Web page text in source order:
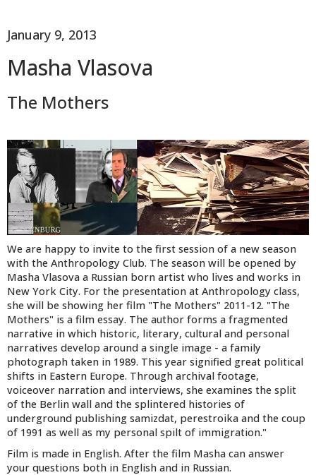
January 9, 2013
Masha Vlasova
The Mothers
We are happy to invite to the first session of a new season
with the Anthropology Club. The season will be opened by
Masha Vlasova a Russian born artist who lives and works in
New York City. For the presentation at Anthropology class,
she will be showing her film "The Mothers" 2011-12. "The
Mothers" is a film essay. The author forms a fragmented
narrative in which historic, literary, cultural and personal
narratives develop around a single image - a family
photograph taken in 1989. This year signified great political
shifts in Eastern Europe. Through archival footage,
voiceover narration and interviews, she examines the split
of the Berlin wall and the splintered histories of
underground publishing samizdat, perestroika and the coup
of 1991 as well as my personal spilt of immigration."
Film is made in English. After the film Masha can answer
your questions both in English and in Russian.